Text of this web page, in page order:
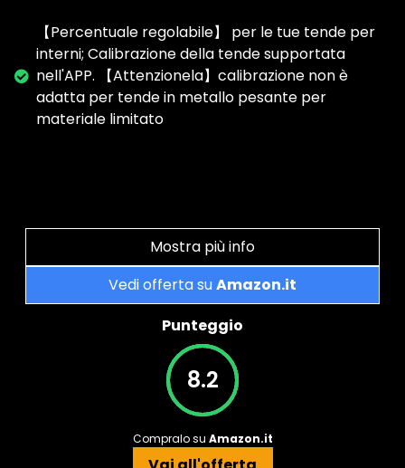
【Percentuale regolabile】 per le tue tende per
interni; Calibrazione della tende supportata
nell'APP. 【Attenzionela】calibrazione non è
adatta per tende in metallo pesante per
materiale limitato
Mostra più info
Vedi offerta suAmazon.it
Punteggio
8.2
Compralo su Amazon.it